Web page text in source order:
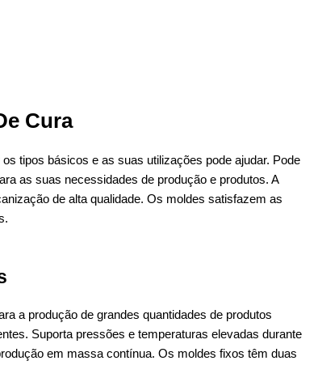
Cura
tipos básicos e as suas utilizações pode ajudar. Pode
as suas necessidades de produção e produtos. A
de alta qualidade. Os moldes satisfazem as
a produção de grandes quantidades de produtos
Suporta pressões e temperaturas elevadas durante
em massa contínua. Os moldes fixos têm duas